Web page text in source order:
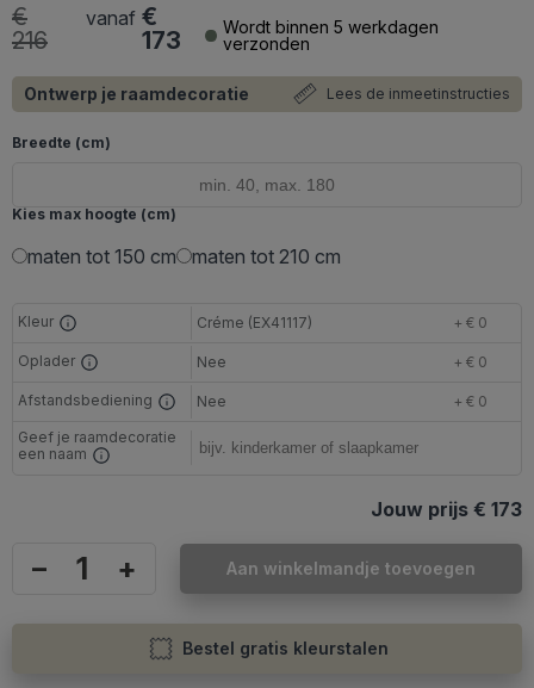
vanaf €
173
€
216
Wordt binnen 5 werkdagen
verzonden
Ontwerp je raamdecoratie Lees de inmeetinstructies
Breedte (cm)
Kies max hoogte (cm)
maten tot 150 cm maten tot 210 cm
Kleur Créme (EX41117) + € 0
Oplader Nee + € 0
Afstandsbediening Nee
+ € 0
Geef je raamdecoratie
een naam
Jouw prijs € 173
– + Aan winkelmandje toevoegen
Bestel gratis kleurstalen